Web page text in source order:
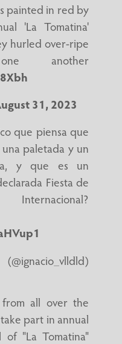
painted in red by
'La Tomatina'
hurled over-ripe
another
31, 2023
que piensa que
paletada y un
y que es un
Fiesta de
from all over the
part in annual
of "La Tomatina"